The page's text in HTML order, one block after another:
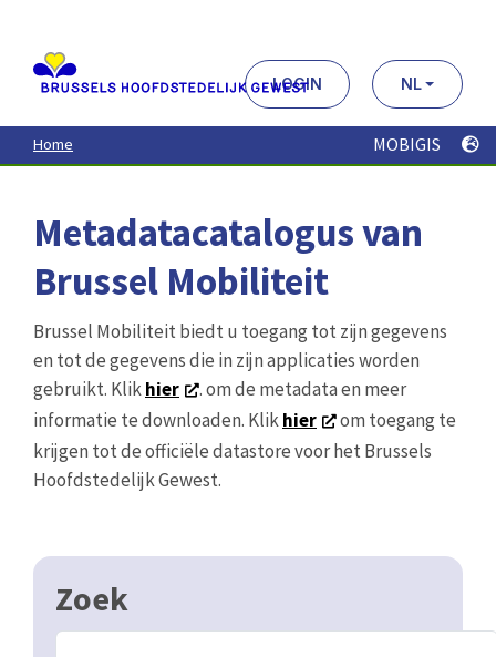
contenu
principal
LOGIN NL
Home MOBIGIS
Metadatacatalogus van
Brussel Mobiliteit
Brussel Mobiliteit biedt u toegang tot zijn gegevens
en tot de gegevens die in zijn applicaties worden
gebruikt. Klikhier
. om de metadata en meer
informatie te downloaden. Klikhier
om toegang te
krijgen tot de officiële datastore voor het Brussels
Hoofdstedelijk Gewest.
Zoek